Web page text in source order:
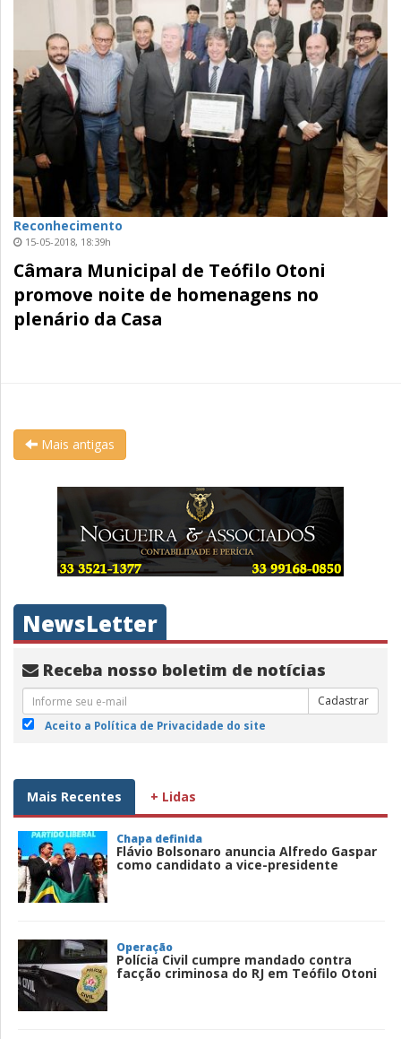
Reconhecimento
15-05-2018, 18:39h
Câmara Municipal de Teófilo Otoni
promove noite de homenagens no
plenário da Casa
Mais antigas
NewsLetter
Receba nosso boletim de notícias
Cadastrar
Aceito a Política de Privacidade do site
Mais Recentes + Lidas
Chapa definida
Flávio Bolsonaro anuncia Alfredo Gaspar
como candidato a vice-presidente
Operação
Polícia Civil cumpre mandado contra
facção criminosa do RJ em Teófilo Otoni